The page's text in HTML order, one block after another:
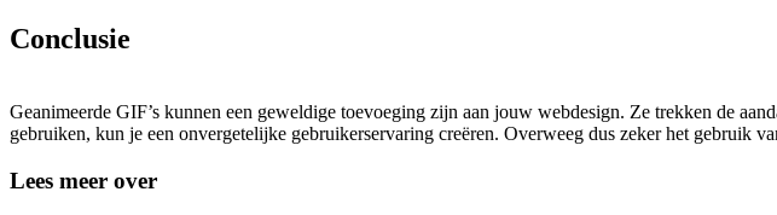
Conclusie
Geanimeerde GIF’s kunnen een geweldige toevoeging zijn aan jouw webdesign. Ze trekken de
gebruiken, kun je een onvergetelijke gebruikerservaring creëren. Overweeg dus zeker het gebruik
Lees meer over